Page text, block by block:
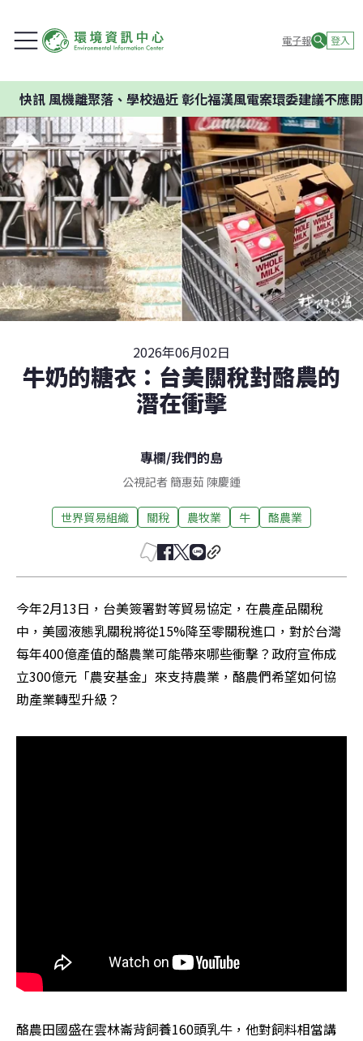
電子報 登入
落、學校過近 彰化福漢風電案環委建議不應開發
2026年06月02日
牛奶的糖衣：台美關稅對酪農的
潛在衝擊
專欄/我們的島
公視記者 簡惠茹 陳慶鍾
世界貿易組織 關稅 農牧業 牛 酪農業
今年2月13日，台美簽署對等貿易協定，在農產品關稅
中，美國液態乳關稅將從15%降至零關稅進口，對於台灣
每年400億產值的酪農業可能帶來哪些衝擊？政府宣佈成
立300億元「農安基金」來支持農業，酪農們希望如何協
助產業轉型升級？
酪農田國盛在雲林崙背飼養160頭乳牛，他對飼料相當講